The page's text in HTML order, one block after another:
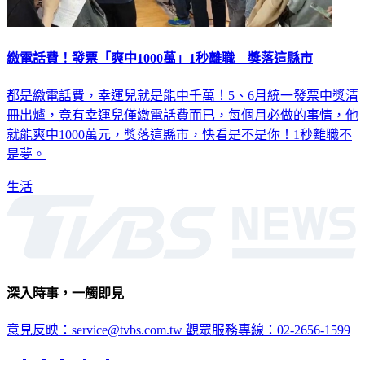
繳電話費！發票「爽中1000萬」1秒離職 獎落這縣市
都是繳電話費，幸運兒就是能中千萬！5、6月統一發票中獎清
冊出爐，竟有幸運兒僅繳電話費而已，每個月必做的事情，他
就能爽中1000萬元，獎落這縣市，快看是不是你！1秒離職不
是夢。
生活
深入時事，一觸即見
意見反映：service@tvbs.com.tw 觀眾服務專線：02-2656-1599